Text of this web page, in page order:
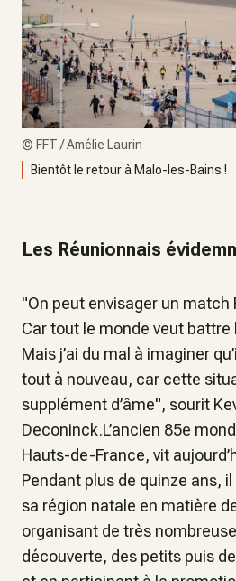
© FFT / Amélie Laurin
Bientôt le retour à Malo-les-Bains !
Les Réunionnais
"On peut envisager un match
Car tout le monde veut battre
Mais j’ai du mal à imaginer
tout à nouveau, car cette
supplément d’âme", sourit
Deconinck.L’ancien 85e
Hauts-de-France, vit
Pendant plus de quinze ans,
sa région natale en matière
organisant de très
découverte, des petits puis